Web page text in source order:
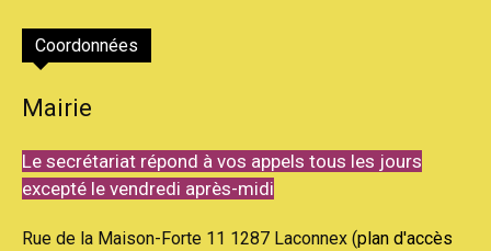
Coordonnées
Mairie
Le secrétariat répond à vos appels tous les jours
excepté le vendredi après-midi
Rue de la Maison-Forte 11 1287 Laconnex (plan d'accès